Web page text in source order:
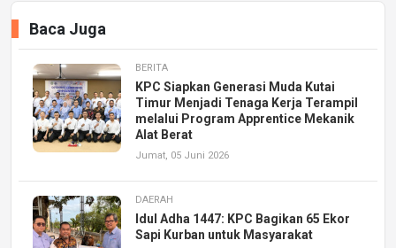
Baca Juga
BERITA
KPC Siapkan Generasi Muda Kutai
Timur Menjadi Tenaga Kerja Terampil
melalui Program Apprentice Mekanik
Alat Berat
Jumat, 05 Juni 2026
DAERAH
Idul Adha 1447: KPC Bagikan 65 Ekor
Sapi Kurban untuk Masyarakat